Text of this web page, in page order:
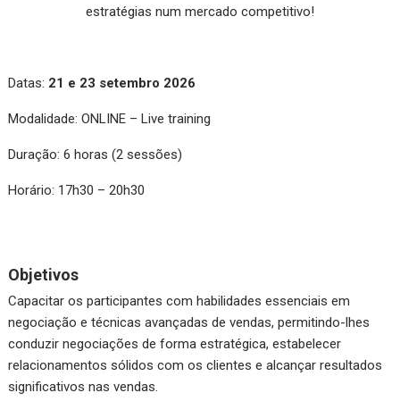
estratégias num mercado competitivo!
Datas: 21 e 23 setembro 2026
Modalidade: ONLINE – Live training
Duração: 6 horas (2 sessões)
Horário: 17h30 – 20h30
Objetivos
Capacitar os participantes com habilidades essenciais em
negociação e técnicas avançadas de vendas, permitindo-lhes
conduzir negociações de forma estratégica, estabelecer
relacionamentos sólidos com os clientes e alcançar resultados
significativos nas vendas.